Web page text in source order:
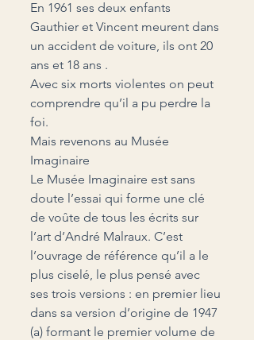
En 1961 ses deux enfants
Gauthier et Vincent meurent dans
un accident de voiture, ils ont 20
ans et 18 ans .
Avec six morts violentes on peut
comprendre qu’il a pu perdre la
foi.
Mais revenons au Musée
Imaginaire
Le Musée Imaginaire est sans
doute l’essai qui forme une clé
de voûte de tous les écrits sur
l’art d’André Malraux. C’est
l’ouvrage de référence qu’il a le
plus ciselé, le plus pensé avec
ses trois versions : en premier lieu
dans sa version d’origine de 1947
(a) formant le premier volume de